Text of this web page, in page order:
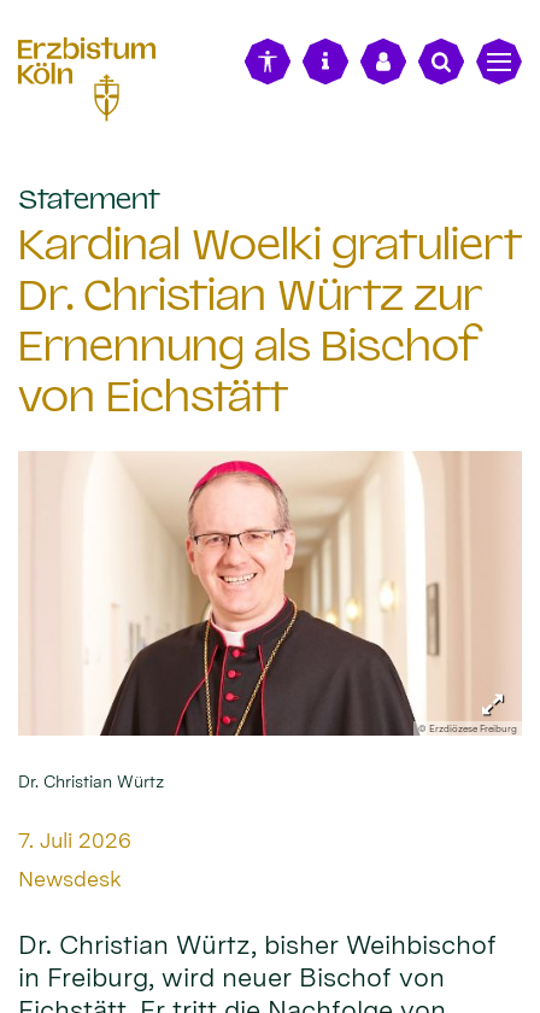
Statement:
Kardinal Woelki gratuliert
Dr. Christian Würtz zur
Ernennung als Bischof
von Eichstätt
© Erzdiözese Freiburg
Dr. Christian Würtz
Datum:
7. Juli 2026
Von:
Newsdesk
Dr. Christian Würtz, bisher Weihbischof
in Freiburg, wird neuer Bischof von